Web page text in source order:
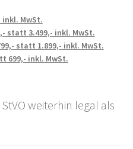
inkl. MwSt.
statt 3.499,- inkl. MwSt.
statt 1.899,- inkl. MwSt.
699,- inkl. MwSt.
weiterhin legal als